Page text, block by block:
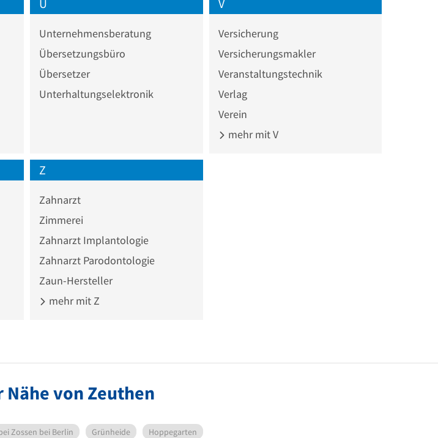
U
Unternehmensberatung
Übersetzungsbüro
Übersetzer
Unterhaltungselektronik
V
Versicherung
Versicherungsmakler
Veranstaltungstechnik
Verlag
Verein
mehr mit V
Z
Zahnarzt
Zimmerei
Zahnarzt Implantologie
Zahnarzt Parodontologie
Zaun-Hersteller
mehr mit Z
Nähe von Zeuthen
Zossen bei Berlin Grünheide
Hoppegarten